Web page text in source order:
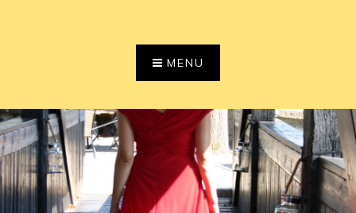
MENU